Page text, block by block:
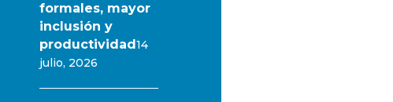
formales, mayor
inclusión y
productividad14
julio, 2026